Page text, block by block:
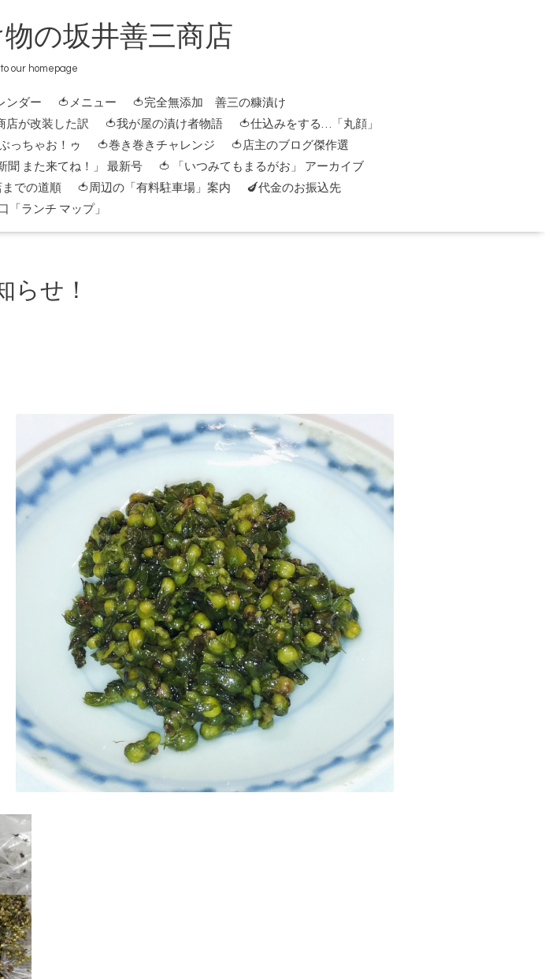
の坂井善三商店
our homepage
ンダー 🍅メニュー
🍅完全無添加 善三の糠漬け
店が改装した訳 🍅我が屋の漬け者物語
🍅仕込みをする…「丸顔」
っちゃお！ゥ 🍅巻き巻きチャレンジ
🍅店主のブログ傑作選
聞 また来てね！」 最新号
🍅 「いつみてもまるがお」 アーカイブ
での道順 🍅周辺の「有料駐車場」案内
🍆代金のお振込先
「ランチ マップ」
らせ！